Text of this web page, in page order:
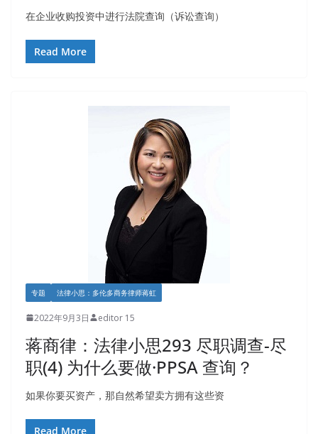
在企业收购投资中进行法院查询（诉讼查询）
Read More
专题 法律小思：多伦多商务律师蒋虹
2022年9月3日 editor 15
蒋商律：法律小思293 尽职调查-尽
职(4) 为什么要做·PPSA 查询？
如果你要买资产，那自然希望卖方拥有这些资
Read More